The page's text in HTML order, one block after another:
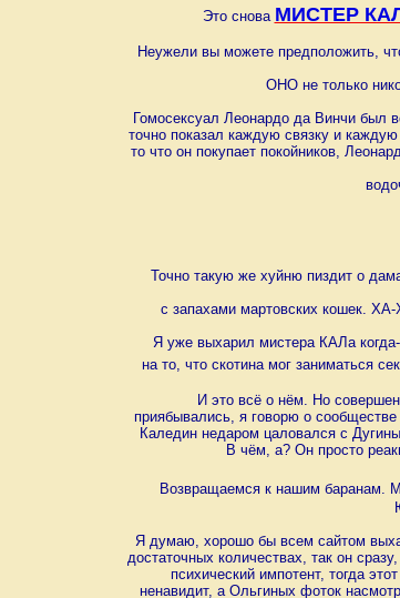
Это снова МИСТЕР
Неужели вы можете предположить,
ОНО не только
Гомосексуал Леонардо да Винчи был
точно показал каждую связку и
то что он покупает покойников,
Точно такую же хуйню пиздит о
с запахами мартовских кошек.
Я уже выхарил мистера КАЛа когда-
на то, что скотина мог заниматься
И это всё о нём. Но
приябывались, я говорю о
Каледин недаром цаловался с
В чём, а? Он просто
Возвращаемся к нашим баранам.
Я думаю, хорошо бы всем сайтом
достаточных количествах, так он
психический импотент, тогда
ненавидит, а Ольгиных фоток